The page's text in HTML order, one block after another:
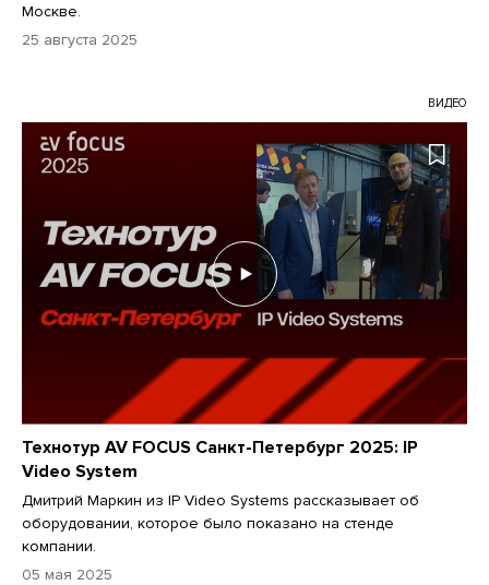
Москве.
25 августа 2025
ВИДЕО
Технотур AV FOCUS Санкт-Петербург 2025: IP
Video System
Дмитрий Маркин из IP Video Systems рассказывает об
оборудовании, которое было показано на стенде
компании.
05 мая 2025